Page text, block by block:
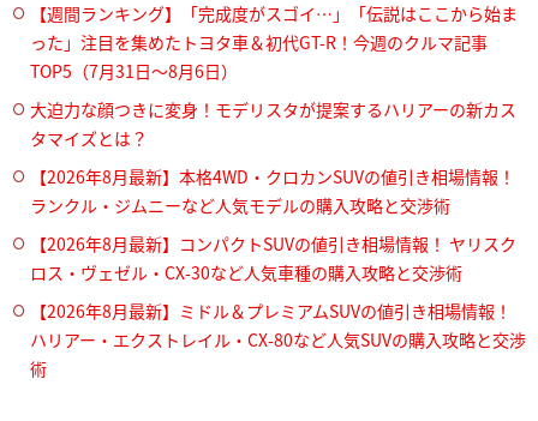
【週間ランキング】「完成度がスゴイ…」「伝説はここから始ま
った」注目を集めたトヨタ車＆初代GT-R！今週のクルマ記事
TOP5（7月31日〜8月6日）
大迫力な顔つきに変身！モデリスタが提案するハリアーの新カス
タマイズとは？
【2026年8月最新】本格4WD・クロカンSUVの値引き相場情報！
ランクル・ジムニーなど人気モデルの購入攻略と交渉術
【2026年8月最新】コンパクトSUVの値引き相場情報！ ヤリスク
ロス・ヴェゼル・CX-30など人気車種の購入攻略と交渉術
【2026年8月最新】ミドル＆プレミアムSUVの値引き相場情報！
ハリアー・エクストレイル・CX-80など人気SUVの購入攻略と交渉
術